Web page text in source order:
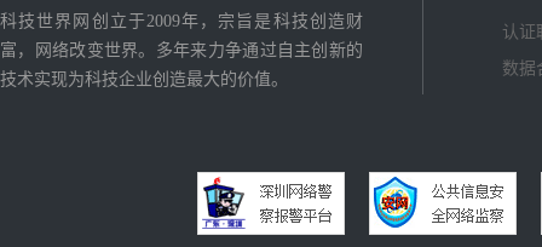
科技世界网创立于2009年，宗旨是科技创造财
富，网络改变世界。多年来力争通过自主创新的
技术实现为科技企业创造最大的价值。
认证
数据